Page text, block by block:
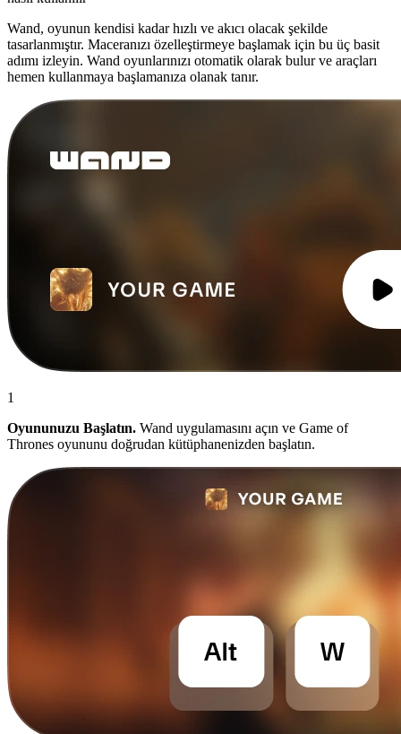
Wand, oyunun kendisi kadar hızlı ve akıcı olacak şekilde
tasarlanmıştır. Maceranızı özelleştirmeye başlamak için bu üç basit
adımı izleyin. Wand oyunlarınızı otomatik olarak bulur ve araçları
hemen kullanmaya başlamanıza olanak tanır.
1
Oyununuzu Başlatın. Wand uygulamasını açın ve Game of
Thrones oyununu doğrudan kütüphanenizden başlatın.